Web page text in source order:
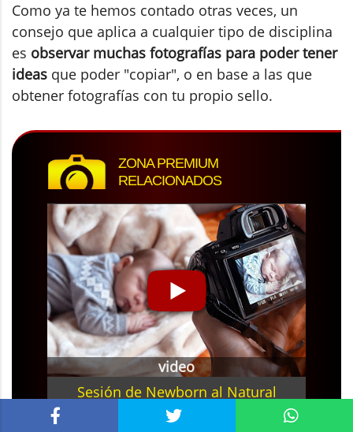
Como ya te hemos contado otras veces, un
consejo que aplica a cualquier tipo de disciplina
es observar muchas fotografías para poder tener
ideas que poder "copiar", o en base a las que
obtener fotografías con tu propio sello.
ZONA PREMIUM
RELACIONADOS
video
Sesión de Newborn al Natural